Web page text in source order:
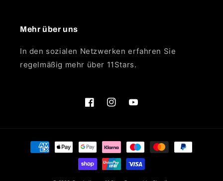
Mehr über uns
In den sozialen Netzwerken erfahren Sie
regelmäßig mehr über 11Stars.
FacebookInstagramYouTube
Zahlungsmethoden